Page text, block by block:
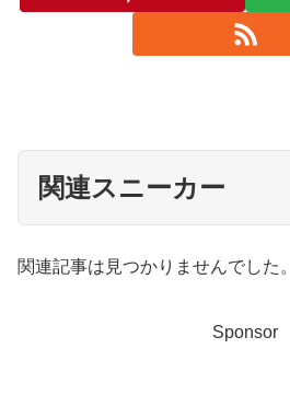
関連スニーカー
関連記事は見つかりませんでした。
Sponsor